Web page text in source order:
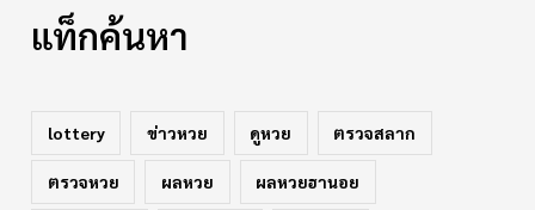
แท็กค้นหา
lottery ข่าวหวย ดูหวย ตรวจสลาก
ตรวจหวย ผลหวย ผลหวยฮานอย